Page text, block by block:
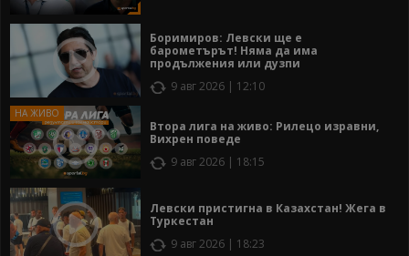
Боримиров: Левски ще е
барометърът! Няма да има
продължения или дузпи
9 авг 2026 | 12:10
Втора лига на живо: Рилецо изравни,
Вихрен поведе
9 авг 2026 | 18:15
Левски пристигна в Казахстан! Жега в
Туркестан
9 авг 2026 | 18:23